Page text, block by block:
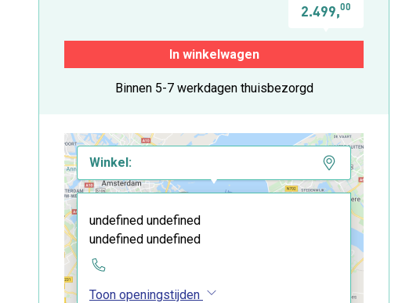
2.499,00
In winkelwagen
Binnen 5-7 werkdagen thuisbezorgd
Winkel:
undefined undefined
undefined undefined
Toon openingstijden